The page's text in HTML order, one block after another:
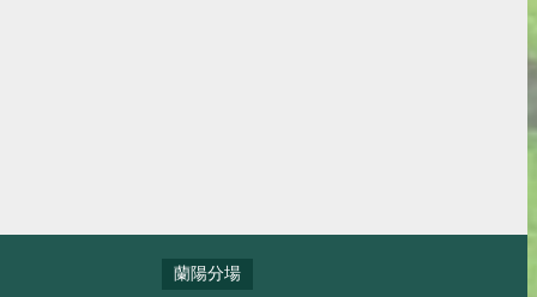
蘭陽分場